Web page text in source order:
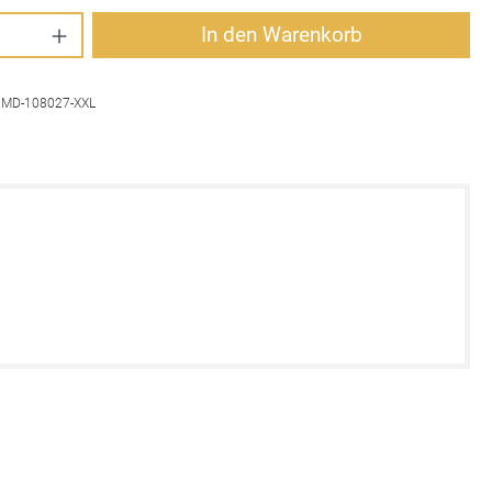
Gib den gewünschten Wert ein
In den Warenkorb
MD-108027-XXL